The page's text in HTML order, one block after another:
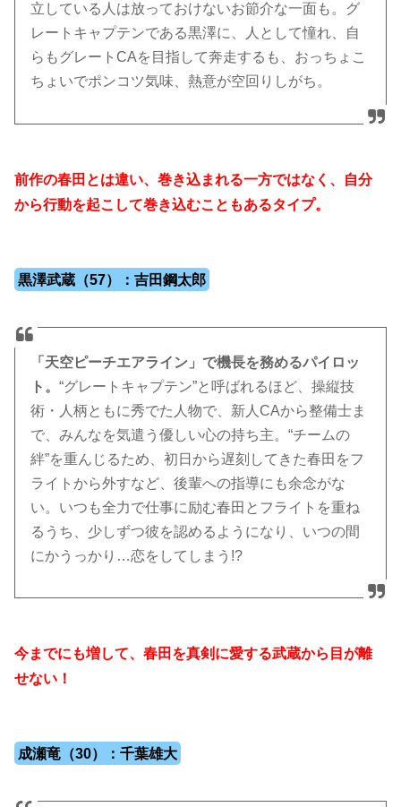
立している人は放っておけないお節介な一面も。グ
レートキャプテンである黒澤に、人として憧れ、自
らもグレートCAを目指して奔走するも、おっちょこ
ちょいでポンコツ気味、熱意が空回りしがち。
前作の春田とは違い、巻き込まれる一方ではなく、自分
から行動を起こして巻き込むこともあるタイプ。
黒澤武蔵（57）：吉田鋼太郎
「天空ピーチエアライン」で機長を務めるパイロッ
ト。“グレートキャプテン”と呼ばれるほど、操縦技
術・人柄ともに秀でた人物で、新人CAから整備士ま
で、みんなを気遣う優しい心の持ち主。“チームの
絆”を重んじるため、初日から遅刻してきた春田をフ
ライトから外すなど、後輩への指導にも余念がな
い。いつも全力で仕事に励む春田とフライトを重ね
るうち、少しずつ彼を認めるようになり、いつの間
にかうっかり…恋をしてしまう!?
今までにも増して、春田を真剣に愛する武蔵から目が離
せない！
成瀬竜（30）：千葉雄大